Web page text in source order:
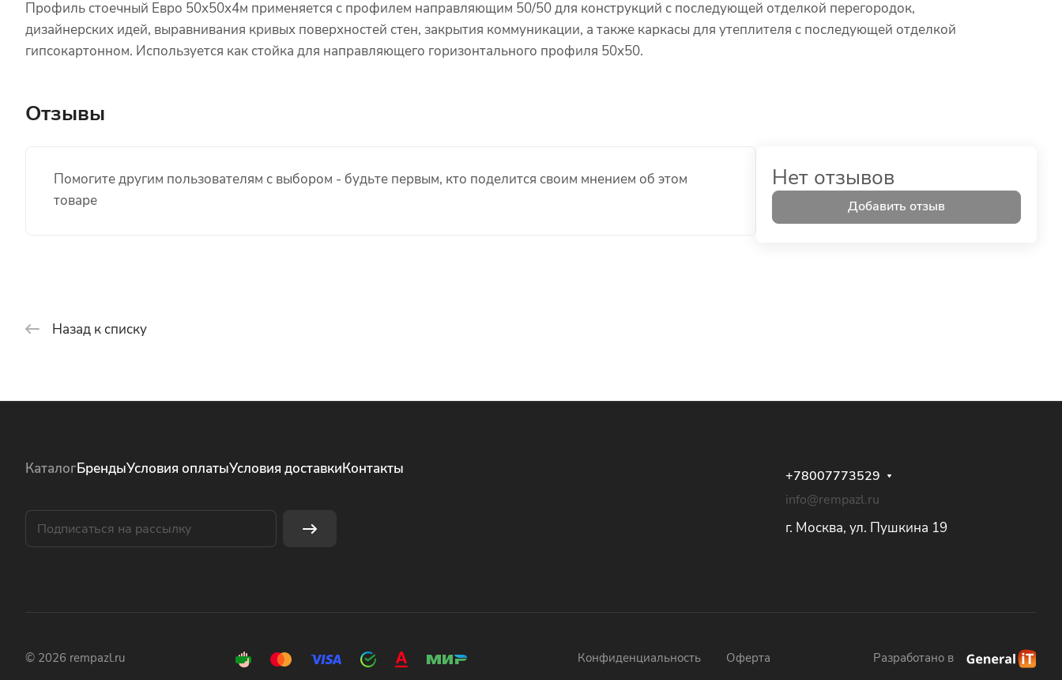
Профиль стоечный Евро 50x50x4м применяется с профилем направляющим 50/50 для конструкций с последующей отделкой перегородок,
дизайнерских идей, выравнивания кривых поверхностей стен, закрытия коммуникации, а также каркасы для утеплителя с последующей отделкой
гипсокартонном. Используется как стойка для направляющего горизонтального профиля 50х50.
Отзывы
Помогите другим пользователям с выбором - будьте первым, кто поделится своим мнением об этом
товаре
Нет отзывов
Добавить отзыв
Назад к списку
КаталогБрендыУсловия оплатыУсловия доставкиКонтакты
+78007773529
info@rempazl.ru
г. Москва, ул. Пушкина 19
© 2026 rempazl.ru Конфиденциальность Оферта Разработано в